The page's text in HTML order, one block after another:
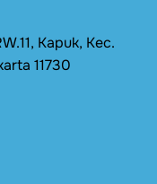
Kapuk, Kec.
11730